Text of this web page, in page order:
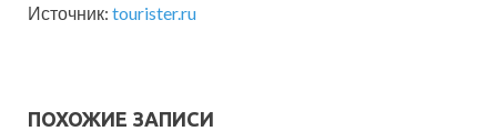
Источник: tourister.ru
ПОХОЖИЕ ЗАПИСИ